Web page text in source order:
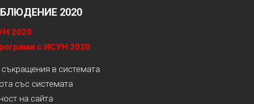
2020
2020
с ИСУН 2020
в системата
със системата
на сайта